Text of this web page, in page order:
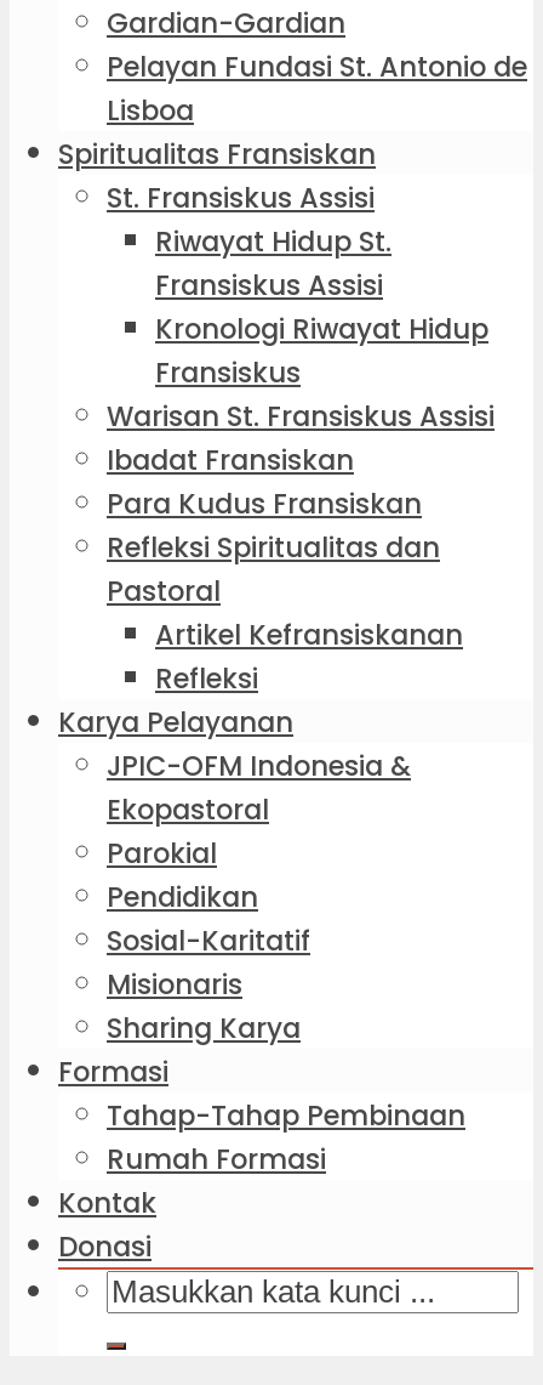
Gardian-Gardian
Pelayan Fundasi St. Antonio de
Lisboa
Spiritualitas Fransiskan
St. Fransiskus Assisi
Riwayat Hidup St.
Fransiskus Assisi
Kronologi Riwayat Hidup
Fransiskus
Warisan St. Fransiskus Assisi
Ibadat Fransiskan
Para Kudus Fransiskan
Refleksi Spiritualitas dan
Pastoral
Artikel Kefransiskanan
Refleksi
Karya Pelayanan
JPIC-OFM Indonesia &
Ekopastoral
Parokial
Pendidikan
Sosial-Karitatif
Misionaris
Sharing Karya
Formasi
Tahap-Tahap Pembinaan
Rumah Formasi
Kontak
Donasi